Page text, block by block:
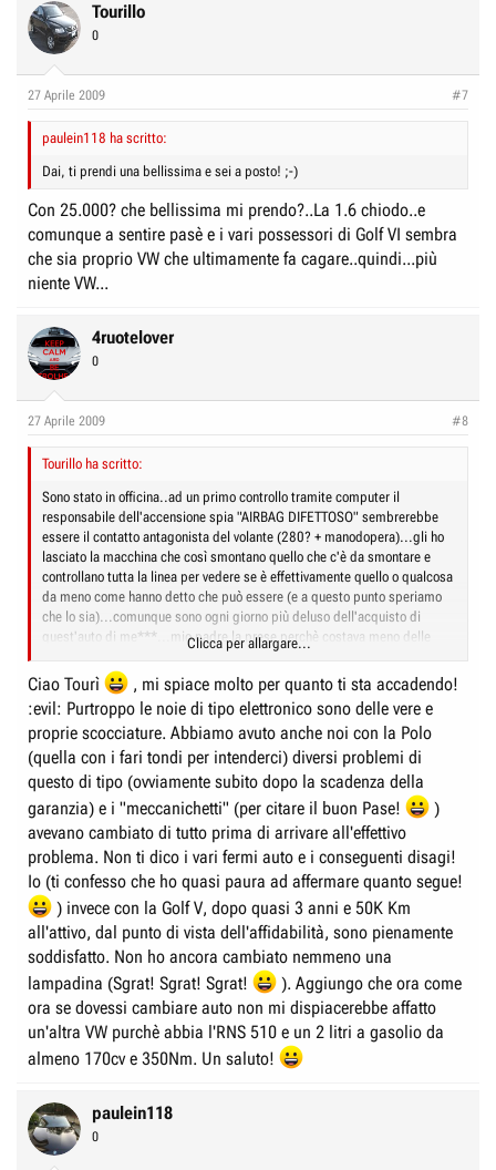
Tourillo
0
27 Aprile 2009 #7
paulein118 ha scritto:
Dai, ti prendi una bellissima e sei a posto! ;-)
Con 25.000? che bellissima mi prendo?..La 1.6 chiodo..e
comunque a sentire pasè e i vari possessori di Golf VI sembra
che sia proprio VW che ultimamente fa cagare..quindi...più
niente VW...
4ruotelover
0
27 Aprile 2009 #8
Tourillo ha scritto:
Sono stato in officina..ad un primo controllo tramite computer il
responsabile dell'accensione spia "AIRBAG DIFETTOSO" sembrerebbe
essere il contatto antagonista del volante (280? + manodopera)...gli ho
lasciato la macchina che così smontano quello che c'è da smontare e
controllano tutta la linea per vedere se è effettivamente quello o qualcosa
da meno come hanno detto che può essere (e a questo punto speriamo
che lo sia)...comunque sono ogni giorno più deluso dell'acquisto di
quest'auto di me***...mio padre la prese perchè costava meno delle
altre ma mai detto fu più veritiero del "chi più spende meno spende"...se
avessimo preso l'X5 o l'ML o non so cos'altro a quest'ora non saremmo in
questa situazione...
Per chi non lo sapesse sto parlando di un Touareg 2.5 R5 TDI DPF
acquistato nuovo nel 2006 e che mi ha fatto girare i coglioni già dopo un
mese dall'acquisto..
Clicca per allargare...
Ciao Tourì
, mi spiace molto per quanto ti sta accadendo!
:evil: Purtroppo le noie di tipo elettronico sono delle vere e
proprie scocciature. Abbiamo avuto anche noi con la Polo
(quella con i fari tondi per intenderci) diversi problemi di
questo di tipo (ovviamente subito dopo la scadenza della
garanzia) e i "meccanichetti" (per citare il buon Pase!
)
avevano cambiato di tutto prima di arrivare all'effettivo
problema. Non ti dico i vari fermi auto e i conseguenti disagi!
Io (ti confesso che ho quasi paura ad affermare quanto segue!
) invece con la Golf V, dopo quasi 3 anni e 50K Km
all'attivo, dal punto di vista dell'affidabilità, sono pienamente
soddisfatto. Non ho ancora cambiato nemmeno una
lampadina (Sgrat! Sgrat! Sgrat!
). Aggiungo che ora come
ora se dovessi cambiare auto non mi dispiacerebbe affatto
un'altra VW purchè abbia l'RNS 510 e un 2 litri a gasolio da
almeno 170cv e 350Nm. Un saluto!
paulein118
0